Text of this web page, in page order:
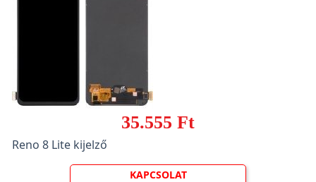
35.555 Ft
Reno 8 Lite kijelző
KAPCSOLAT